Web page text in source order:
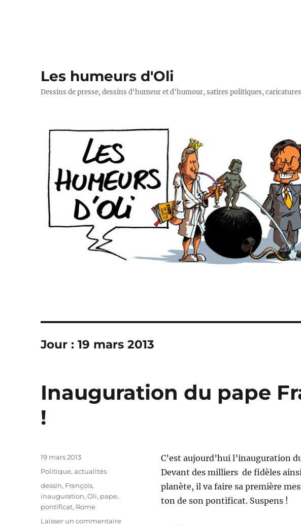
Les humeurs d'Oli
Dessins de presse, dessins d'humeur et d'humour, satires politiques,
Jour :19 mars 2013
Inauguration du pape
!
C’est aujourd’hui l’inauguration
Devant des milliers de fidèles
planète, il va faire sa première
ton de son pontificat. Suspens !
Publié
19 mars 2013
Catégories
Politique, actualités
Étiquettes
dessin, François,
inauguration,Oli, pape,
pontificat, Rome
Laisser un commentairesur